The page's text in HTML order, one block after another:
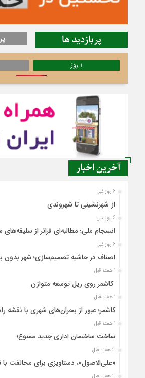
پربازدید ها
1 روز
آخرین اخبار
6 روز قبل
از شهرنشینی تا شهروندی
6 روز قبل
انسجام ملی؛ مطالبه‌ای فراتر از
6 روز قبل
اصناف در حاشیه تصمیم‌سازی؛ شهر بدون
1 هفته قبل
کاشمر روی ریل توسعه متوازن
1 هفته قبل
کاشمر؛ عبور از بحران‌های شهری با نقشه
1 هفته قبل
ساخت ساختمان اداری جدید ممنوع؛
3 هفته قبل
«علی‌الاصول»، دستاویزی برای مخالفت با
3 هفته قبل